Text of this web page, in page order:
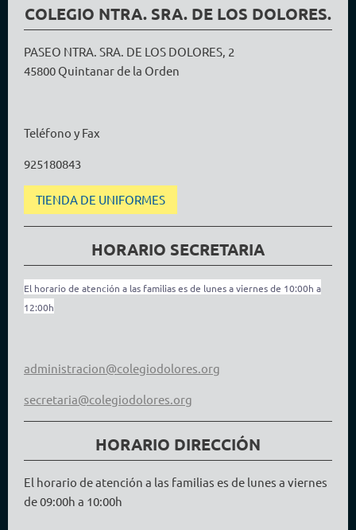
COLEGIO NTRA. SRA. DE LOS DOLORES.
PASEO NTRA. SRA. DE LOS DOLORES, 2
45800 Quintanar de la Orden
Teléfono y Fax
925180843
TIENDA DE UNIFORMES
HORARIO SECRETARIA
El horario de atención a las familias es de lunes a viernes de 10:00h a
12:00h
administracion@colegiodolores.org
secretaria@colegiodolores.org
HORARIO DIRECCIÓN
El horario de atención a las familias es de lunes a viernes
de 09:00h a 10:00h